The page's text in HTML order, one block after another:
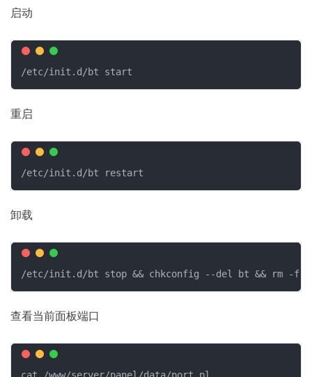
启动
/etc/init.d/bt start
重启
/etc/init.d/bt restart
卸载
/etc/init.d/bt stop && chkconfig --del bt && rm -f
查看当前面板端口